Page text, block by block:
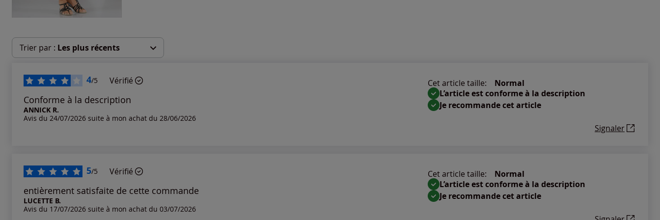
Trier par : Les plus récents
Les plus anciens
4/5 Vérifié
Conforme à la description
ANNICK R.
Avis du 24/07/2026 suite à mon achat du 28/06/2026
Cet article taille:
Normal
L’article est conforme à la description
Je recommande cet article
Signaler
5/5 Vérifié
entièrement satisfaite de cette commande
LUCETTE B.
Avis du 17/07/2026 suite à mon achat du 03/07/2026
Cet article taille:
Normal
L’article est conforme à la description
Je recommande cet article